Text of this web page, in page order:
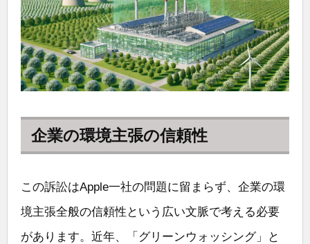
企業の環境主張の信頼性
この訴訟はApple一社の問題に留まらず、企業の環
境主張全般の信頼性という広い文脈で考える必要
があります。近年、「グリーンウォッシング」と